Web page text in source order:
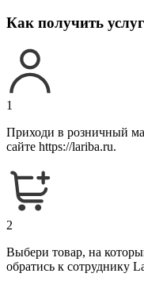
Как получить
1
Приходи в розничный
сайте https://lariba.ru.
2
Выбери товар, на
обратись к сотруднику